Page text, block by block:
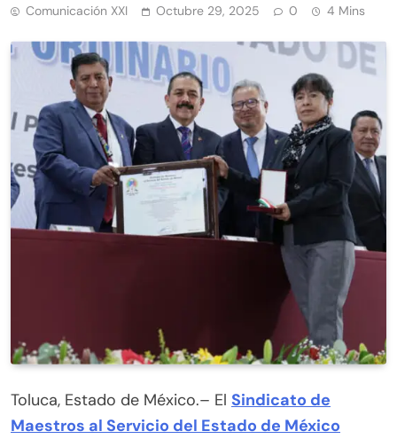
Comunicación XXI Octubre 29, 2025 0 4 Mins
Toluca, Estado de México.– El Sindicato de
Maestros al Servicio del Estado de México